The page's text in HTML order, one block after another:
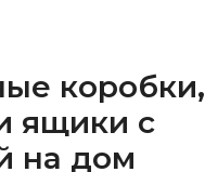
коробки,
ящики с
на дом